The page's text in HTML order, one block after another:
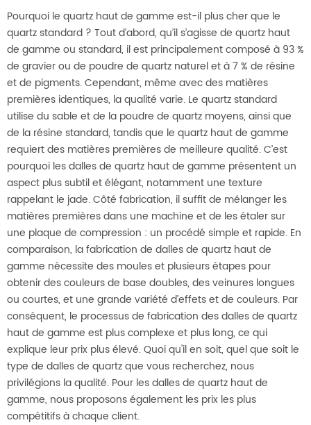
Pourquoi le quartz haut de gamme est-il plus cher que le
quartz standard ? Tout d’abord, qu’il s’agisse de quartz haut
de gamme ou standard, il est principalement composé à 93 %
de gravier ou de poudre de quartz naturel et à 7 % de résine
et de pigments. Cependant, même avec des matières
premières identiques, la qualité varie. Le quartz standard
utilise du sable et de la poudre de quartz moyens, ainsi que
de la résine standard, tandis que le quartz haut de gamme
requiert des matières premières de meilleure qualité. C’est
pourquoi les dalles de quartz haut de gamme présentent un
aspect plus subtil et élégant, notamment une texture
rappelant le jade. Côté fabrication, il suffit de mélanger les
matières premières dans une machine et de les étaler sur
une plaque de compression : un procédé simple et rapide. En
comparaison, la fabrication de dalles de quartz haut de
gamme nécessite des moules et plusieurs étapes pour
obtenir des couleurs de base doubles, des veinures longues
ou courtes, et une grande variété d’effets et de couleurs. Par
conséquent, le processus de fabrication des dalles de quartz
haut de gamme est plus complexe et plus long, ce qui
explique leur prix plus élevé. Quoi qu'il en soit, quel que soit le
type de dalles de quartz que vous recherchez, nous
privilégions la qualité. Pour les dalles de quartz haut de
gamme, nous proposons également les prix les plus
compétitifs à chaque client.